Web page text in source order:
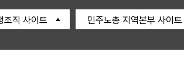
조직 사이트 민주노총 지역본부 사이트